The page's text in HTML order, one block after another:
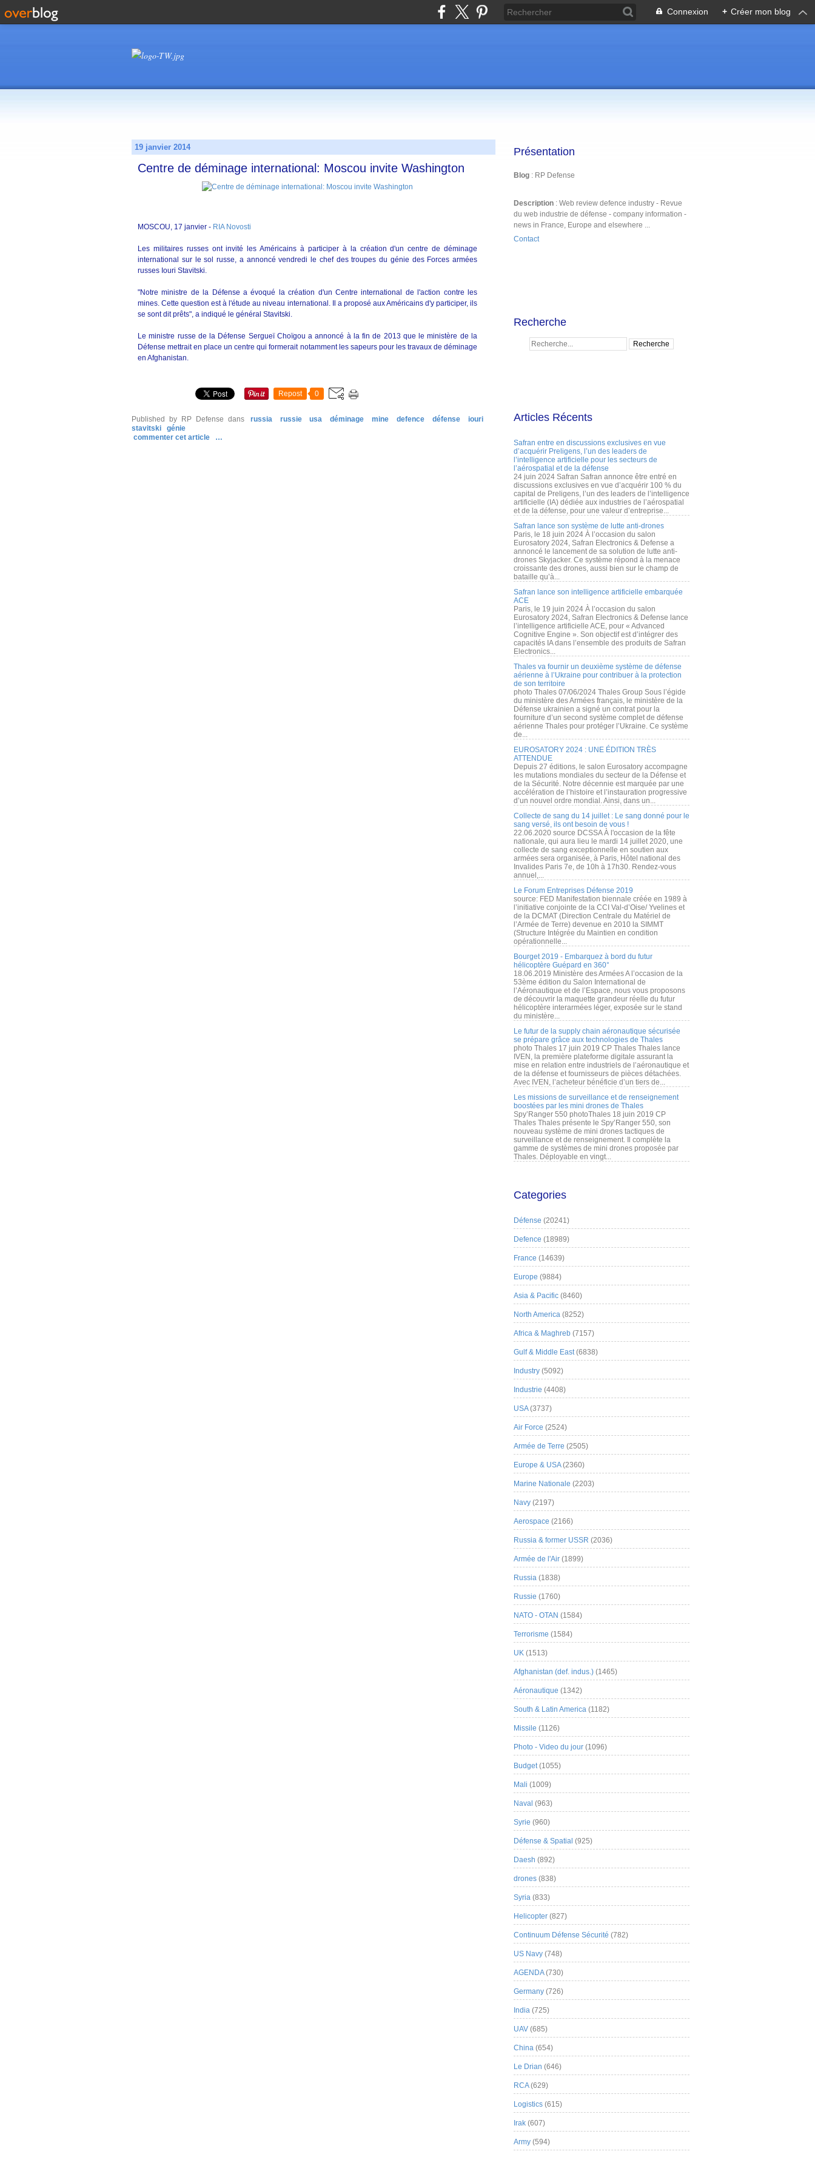
Connexion + Créer mon blog
19 janvier 2014
Centre de déminage international: Moscou invite Washington
MOSCOU, 17 janvier - RIA Novosti
Les militaires russes ont invité les Américains à participer à la création d'un centre de déminage
international sur le sol russe, a annoncé vendredi le chef des troupes du génie des Forces armées
russes Iouri Stavitski.
"Notre ministre de la Défense a évoqué la création d'un Centre international de l'action contre les
mines. Cette question est à l'étude au niveau international. Il a proposé aux Américains d'y participer, ils
se sont dit prêts", a indiqué le général Stavitski.
Le ministre russe de la Défense Sergueï Choïgou a annoncé à la fin de 2013 que le ministère de la
Défense mettrait en place un centre qui formerait notamment les sapeurs pour les travaux de déminage
en Afghanistan.
Repost 0
Published by RP Defense dans russia russie usa déminage mine defence défense
iouri
stavitski
génie
commenter cet article
…
Présentation
Blog : RP Defense
Description : Web review defence industry - Revue
du web industrie de défense - company information -
news in France, Europe and elsewhere ...
Contact
Recherche
Articles Récents
Safran entre en discussions exclusives en vue
d’acquérir Preligens, l’un des leaders de
l’intelligence artificielle pour les secteurs de
l’aérospatial et de la défense
24 juin 2024 Safran Safran annonce être entré en
discussions exclusives en vue d’acquérir 100 % du
capital de Preligens, l’un des leaders de l’intelligence
artificielle (IA) dédiée aux industries de l’aérospatial
et de la défense, pour une valeur d’entreprise...
Safran lance son système de lutte anti-drones
Paris, le 18 juin 2024 À l’occasion du salon
Eurosatory 2024, Safran Electronics & Defense a
annoncé le lancement de sa solution de lutte anti-
drones Skyjacker. Ce système répond à la menace
croissante des drones, aussi bien sur le champ de
bataille qu’à...
Safran lance son intelligence artificielle embarquée
ACE
Paris, le 19 juin 2024 À l’occasion du salon
Eurosatory 2024, Safran Electronics & Defense lance
l’intelligence artificielle ACE, pour « Advanced
Cognitive Engine ». Son objectif est d’intégrer des
capacités IA dans l’ensemble des produits de Safran
Electronics...
Thales va fournir un deuxième système de défense
aérienne à l’Ukraine pour contribuer à la protection
de son territoire
photo Thales 07/06/2024 Thales Group Sous l’égide
du ministère des Armées français, le ministère de la
Défense ukrainien a signé un contrat pour la
fourniture d’un second système complet de défense
aérienne Thales pour protéger l’Ukraine. Ce système
de...
EUROSATORY 2024 : UNE ÉDITION TRÈS
ATTENDUE
Depuis 27 éditions, le salon Eurosatory accompagne
les mutations mondiales du secteur de la Défense et
de la Sécurité. Notre décennie est marquée par une
accélération de l’histoire et l’instauration progressive
d’un nouvel ordre mondial. Ainsi, dans un...
Collecte de sang du 14 juillet : Le sang donné pour le
sang versé, ils ont besoin de vous !
22.06.2020 source DCSSA À l'occasion de la fête
nationale, qui aura lieu le mardi 14 juillet 2020, une
collecte de sang exceptionnelle en soutien aux
armées sera organisée, à Paris, Hôtel national des
Invalides Paris 7e, de 10h à 17h30. Rendez-vous
annuel,...
Le Forum Entreprises Défense 2019
source: FED Manifestation biennale créée en 1989 à
l’initiative conjointe de la CCI Val-d’Oise/ Yvelines et
de la DCMAT (Direction Centrale du Matériel de
l’Armée de Terre) devenue en 2010 la SIMMT
(Structure Intégrée du Maintien en condition
opérationnelle...
Bourget 2019 - Embarquez à bord du futur
hélicoptère Guépard en 360°
18.06.2019 Ministère des Armées A l’occasion de la
53ème édition du Salon International de
l’Aéronautique et de l’Espace, nous vous proposons
de découvrir la maquette grandeur réelle du futur
hélicoptère interarmées léger, exposée sur le stand
du ministère...
Le futur de la supply chain aéronautique sécurisée
se prépare grâce aux technologies de Thales
photo Thales 17 juin 2019 CP Thales Thales lance
IVEN, la première plateforme digitale assurant la
mise en relation entre industriels de l’aéronautique et
de la défense et fournisseurs de pièces détachées.
Avec IVEN, l’acheteur bénéficie d’un tiers de...
Les missions de surveillance et de renseignement
boostées par les mini drones de Thales
Spy’Ranger 550 photoThales 18 juin 2019 CP
Thales Thales présente le Spy’Ranger 550, son
nouveau système de mini drones tactiques de
surveillance et de renseignement. Il complète la
gamme de systèmes de mini drones proposée par
Thales. Déployable en vingt...
Categories
Défense (20241)
Defence (18989)
France (14639)
Europe (9884)
Asia & Pacific (8460)
North America (8252)
Africa & Maghreb (7157)
Gulf & Middle East(6838)
Industry (5092)
Industrie (4408)
USA(3737)
Air Force (2524)
Armée de Terre (2505)
Europe & USA(2360)
Marine Nationale (2203)
Navy (2197)
Aerospace (2166)
Russia & former USSR (2036)
Armée de l'Air (1899)
Russia (1838)
Russie (1760)
NATO - OTAN (1584)
Terrorisme (1584)
UK (1513)
Afghanistan (def. indus.) (1465)
Aéronautique (1342)
South & Latin America (1182)
Missile (1126)
Photo - Video du jour (1096)
Budget(1055)
Mali (1009)
Naval (963)
Syrie (960)
Défense & Spatial (925)
Daesh (892)
drones (838)
Syria (833)
Helicopter (827)
Continuum Défense Sécurité (782)
US Navy (748)
AGENDA(730)
Germany (726)
India (725)
UAV (685)
China (654)
Le Drian (646)
RCA(629)
Logistics (615)
Irak (607)
Army (594)